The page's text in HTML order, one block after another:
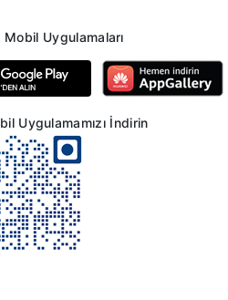
Uygulamaları
Uygulamamızı İndirin